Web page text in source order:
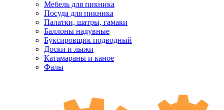
Мебель для пикника
Посуда для пикника
Палатки, шатры, гамаки
Баллоны надувные
Буксировщик подводный
Доски и лыжи
Катамараны и каное
Фалы